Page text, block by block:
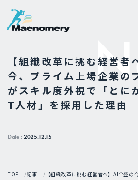
【組織改革に挑む経営者
今、プライム上場企業の
がスキル度外視で「とに
T人材」を採用した理由
Date : 2025.12.15
TOP 記事 【組織改革に挑む経営者へ】AI全盛